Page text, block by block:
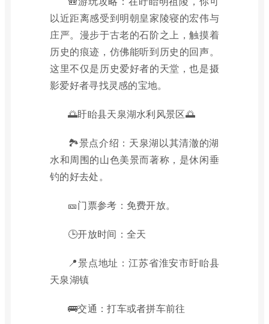
以近距离感受到明朝皇家陵寝的宏伟与
庄严。漫步于古老的石阶之上，触摸着
历史的痕迹，仿佛能听到历史的回声。
这里不仅是历史爱好者的天堂，也是摄
影爱好者寻找灵感的宝地。
🌅盱眙县天泉湖水利风景区🌅
🏞️景点介绍：天泉湖以其清澈的湖
水和周围的山色美景而著称，是休闲垂
钓的好去处。
🎫门票参考：免费开放。
🕒开放时间：全天
📍景点地址：江苏省淮安市盱眙县
天泉湖镇
🚌交通：打车或者拼车前往